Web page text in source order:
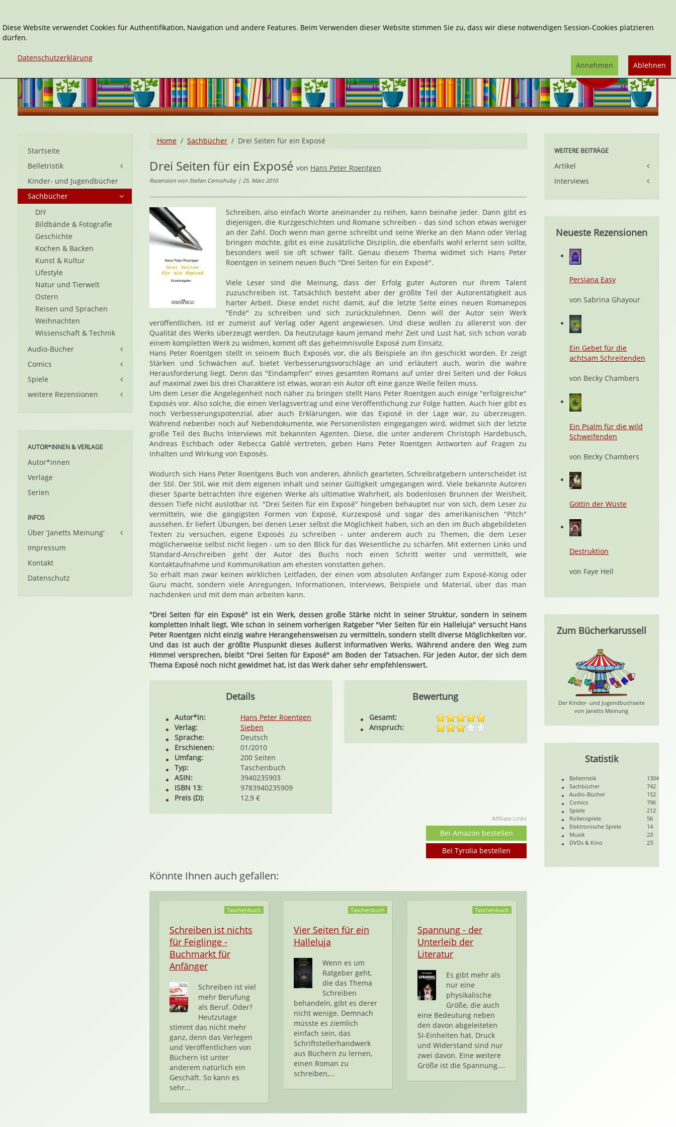
Home Sachbücher Drei Seiten für ein Exposé
Drei Seiten für ein Exposé von Hans Peter Roentgen
Rezension von Stefan Cernohuby | 25. März 2010
Schreiben, also einfach Worte aneinander zu reihen, kann beinahe jeder. Dann gibt es
diejenigen, die Kurzgeschichten und Romane schreiben - das sind schon etwas weniger
an der Zahl. Doch wenn man gerne schreibt und seine Werke an den Mann oder Verlag
bringen möchte, gibt es eine zusätzliche Disziplin, die ebenfalls wohl erlernt sein sollte,
besonders weil sie oft schwer fällt. Genau diesem Thema widmet sich Hans Peter
Roentgen in seinem neuen Buch "Drei Seiten für ein Exposé".
Viele Leser sind die Meinung, dass der Erfolg guter Autoren nur ihrem Talent
zuzuschreiben ist. Tatsächlich besteht aber der größte Teil der Autorentätigkeit aus
harter Arbeit. Diese endet nicht damit, auf die letzte Seite eines neuen Romanepos
"Ende" zu schreiben und sich zurückzulehnen. Denn will der Autor sein Werk
veröffentlichen, ist er zumeist auf Verlag oder Agent angewiesen. Und diese wollen zu allererst von der
Qualität des Werks überzeugt werden. Da heutzutage kaum jemand mehr Zeit und Lust hat, sich schon vorab
einem kompletten Werk zu widmen, kommt oft das geheimnisvolle Exposé zum Einsatz.
Hans Peter Roentgen stellt in seinem Buch Exposés vor, die als Beispiele an ihn geschickt worden. Er zeigt
Stärken und Schwächen auf, bietet Verbesserungsvorschläge an und erläutert auch, worin die wahre
Herausforderung liegt. Denn das "Eindampfen" eines gesamten Romans auf unter drei Seiten und der Fokus
auf maximal zwei bis drei Charaktere ist etwas, woran ein Autor oft eine ganze Weile feilen muss.
Um dem Leser die Angelegenheit noch näher zu bringen stellt Hans Peter Roentgen auch einige "erfolgreiche"
Exposés vor. Also solche, die einen Verlagsvertrag und eine Veröffentlichung zur Folge hatten. Auch hier gibt es
noch Verbesserungspotenzial, aber auch Erklärungen, wie das Exposé in der Lage war, zu überzeugen.
Während nebenbei noch auf Nebendokumente, wie Personenlisten eingegangen wird, widmet sich der letzte
große Teil des Buchs Interviews mit bekannten Agenten. Diese, die unter anderem Christoph Hardebusch,
Andreas Eschbach oder Rebecca Gablé vertreten, geben Hans Peter Roentgen Antworten auf Fragen zu
Inhalten und Wirkung von Exposés.
Wodurch sich Hans Peter Roentgens Buch von anderen, ähnlich gearteten, Schreibratgebern unterscheidet ist
der Stil. Der Stil, wie mit dem eigenen Inhalt und seiner Gültigkeit umgegangen wird. Viele bekannte Autoren
dieser Sparte betrachten ihre eigenen Werke als ultimative Wahrheit, als bodenlosen Brunnen der Weisheit,
dessen Tiefe nicht auslotbar ist. "Drei Seiten für ein Exposé" hingeben behauptet nur von sich, dem Leser zu
vermitteln, wie die gängigsten Formen von Exposé, Kurzexposé und sogar des amerikanischen "Pitch"
aussehen. Er liefert Übungen, bei denen Leser selbst die Möglichkeit haben, sich an den im Buch abgebildeten
Texten zu versuchen, eigene Exposés zu schreiben - unter anderem auch zu Themen, die dem Leser
möglicherweise selbst nicht liegen - um so den Blick für das Wesentliche zu schärfen. Mit externen Links und
Standard-Anschreiben geht der Autor des Buchs noch einen Schritt weiter und vermittelt, wie
Kontaktaufnahme und Kommunikation am ehesten vonstatten gehen.
So erhält man zwar keinen wirklichen Leitfaden, der einen vom absoluten Anfänger zum Exposé-König oder
Guru macht, sondern viele Anregungen, Informationen, Interviews, Beispiele und Material, über das man
nachdenken und mit dem man arbeiten kann.
"Drei Seiten für ein Exposé" ist ein Werk, dessen große Stärke nicht in seiner Struktur, sondern in seinem
kompletten Inhalt liegt. Wie schon in seinem vorherigen Ratgeber "Vier Seiten für ein Halleluja" versucht Hans
Peter Roentgen nicht einzig wahre Herangehensweisen zu vermitteln, sondern stellt diverse Möglichkeiten vor.
Und das ist auch der größte Pluspunkt dieses äußerst informativen Werks. Während andere den Weg zum
Himmel versprechen, bleibt "Drei Seiten für Exposé" am Boden der Tatsachen. Für jeden Autor, der sich dem
Thema Exposé noch nicht gewidmet hat, ist das Werk daher sehr empfehlenswert.
Details
Autor*in:
Hans Peter Roentgen
Verlag:
Sieben
Sprache:
Deutsch
Erschienen:
01/2010
Umfang:
200 Seiten
Typ:
Taschenbuch
ASIN:
3940235903
ISBN 13:
9783940235909
Preis (D):
12,9 €
Bewertung
Gesamt:
Anspruch:
Affiliate Links
Bei Amazon bestellen
Bei Tyrolia bestellen
Könnte Ihnen auch gefallen:
Taschenbuch
Schreiben ist nichts
für Feiglinge -
Buchmarkt für
Anfänger
Schreiben ist viel
mehr Berufung
als Beruf. Oder?
Heutzutage
stimmt das nicht mehr
ganz, denn das Verlegen
und Veröffentlichen von
Büchern ist unter
anderem natürlich ein
Geschäft. So kann es
sehr...
Taschenbuch
Vier Seiten für ein
Halleluja
Wenn es um
Ratgeber geht,
die das Thema
Schreiben
behandeln, gibt es derer
nicht wenige. Demnach
müsste es ziemlich
einfach sein, das
Schriftstellerhandwerk
aus Büchern zu lernen,
einen Roman zu
schreiben,...
Taschenbuch
Spannung - der
Unterleib der
Literatur
Es gibt mehr als
nur eine
physikalische
Größe, die auch
eine Bedeutung neben
den davon abgeleiteten
SI-Einheiten hat. Druck
und Widerstand sind nur
zwei davon. Eine weitere
Größe ist die Spannung....
Startseite
Belletristik
Kinder- und Jugendbücher
Sachbücher
DIY
Bildbände & Fotografie
Geschichte
Kochen & Backen
Kunst & Kultur
Lifestyle
Natur und Tierwelt
Ostern
Reisen und Sprachen
Weihnachten
Wissenschaft & Technik
Audio-Bücher
Comics
Spiele
weitere Rezensionen
AUTOR*INNEN & VERLAGE
Autor*innen
Verlage
Serien
INFOS
Über 'Janetts Meinung'
Impressum
Kontakt
Datenschutz
WEITERE BEITRÄGE
Artikel
Interviews
Neueste Rezensionen
Persiana Easy
von Sabrina Ghayour
Ein Gebet für die
achtsam Schreitenden
von Becky Chambers
Ein Psalm für die wild
Schweifenden
von Becky Chambers
Göttin der Wüste
Destruktion
von Faye Hell
Zum Bücherkarussell
Der Kinder- und Jugendbuchseite
von Janetts Meinung
Statistik
Belletristik
1304
Sachbücher
742
Audio-Bücher
152
Comics
796
Spiele
212
Rollenspiele
56
Elektronische Spiele
14
Musik
23
DVDs & Kino
23
Diese Website verwendet Cookies für Authentifikation, Navigation und andere Features. Beim Verwenden dieser Website stimmen Sie zu, dass wir diese notwendigen Session-Cookies platzieren
dürfen.
Datenschutzerklärung
Ablehnen
Annehmen